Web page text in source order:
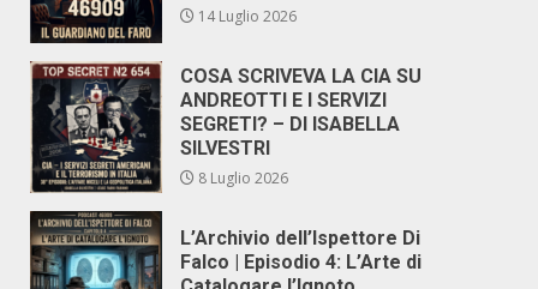
14 Luglio 2026
COSA SCRIVEVA LA CIA SU
ANDREOTTI E I SERVIZI
SEGRETI? – DI ISABELLA
SILVESTRI
8 Luglio 2026
L’Archivio dell’Ispettore Di
Falco | Episodio 4: L’Arte di